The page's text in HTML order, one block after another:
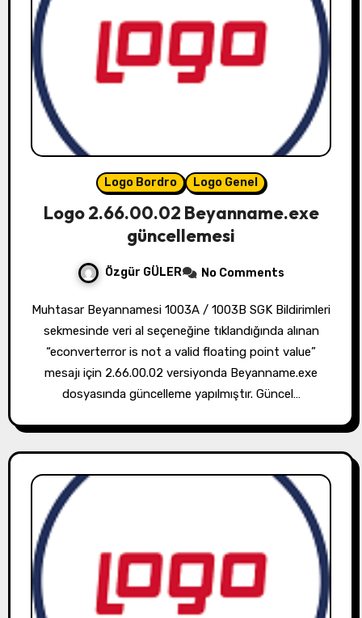
Logo Bordro Logo Genel
Logo 2.66.00.02 Beyanname.exe
güncellemesi
Özgür GÜLER No Comments
Muhtasar Beyannamesi 1003A / 1003B SGK Bildirimleri
sekmesinde veri al seçeneğine tıklandığında alınan
“econverterror is not a valid floating point value”
mesajı için 2.66.00.02 versiyonda Beyanname.exe
dosyasında güncelleme yapılmıştır. Güncel…